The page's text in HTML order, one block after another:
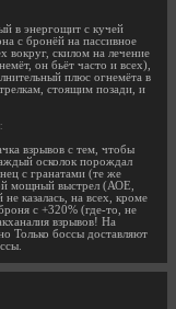
в энергощит с кучей
с бронёй на пассивное
вокруг, скилом на лечение
он бьёт часто и всех),
плюс огнемёта в
стоящим позади, и
взрывов с тем, чтобы
осколок порождал
с гранатами (те же
мощный выстрел (АОЕ,
казалась, на всех, кроме
с +320% (где-то, не
взрывов! На
Только боссы доставляют